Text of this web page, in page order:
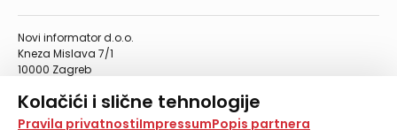
Kolačići i slične tehnologije
Na našoj web stranici koristimo kolačiće i slične
Pravila privatnostiImpressumPopis partnera
Novi informator d.o.o.
Kneza Mislava 7/1
10000 Zagreb
Telefaks: 01/4612-553
info@informator.hr